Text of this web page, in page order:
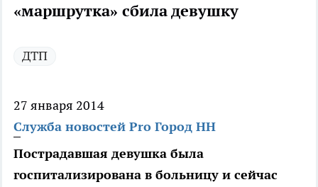
«маршрутка» сбила девушку
ДТП
27 января 2014
Служба новостей Pro Город НН
Пострадавшая девушка была
госпитализирована в больницу и сейчас